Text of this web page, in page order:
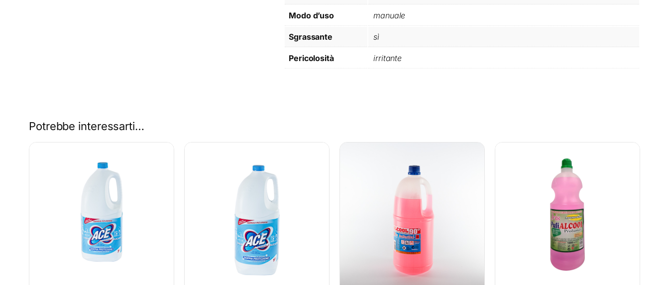
U
M
A
A
T
Modo d’uso manuale
Sgrassante sì
Pericolosità irritante
Potrebbe interessarti…